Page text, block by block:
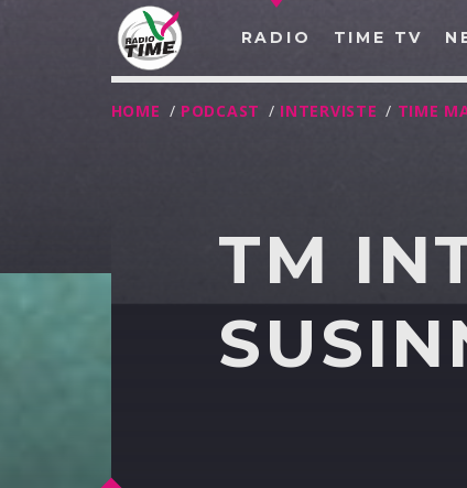
RADIO TIME TV
HOME / PODCAST / INTERVISTE / TIME
TM